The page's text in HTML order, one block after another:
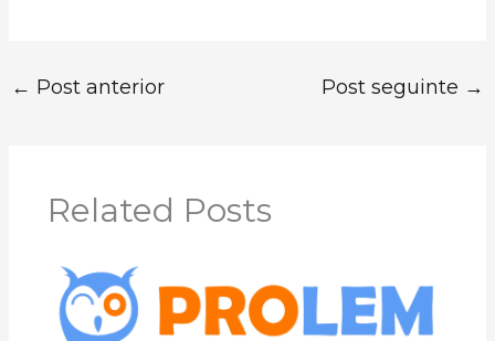
← Post anterior Post seguinte →
Related Posts